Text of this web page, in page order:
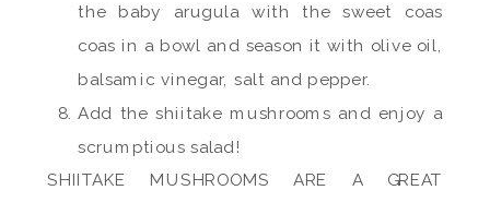
the baby arugula with the sweet coas
coas in a bowl and season it with olive oil,
balsamic vinegar, salt and pepper.
Add the shiitake mushrooms and enjoy a
scrumptious salad!
SHIITAKE MUSHROOMS ARE A GREAT